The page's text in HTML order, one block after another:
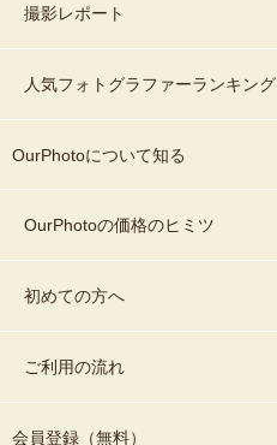
撮影レポート
人気フォトグラファーランキング
OurPhotoについて知る
OurPhotoの価格のヒミツ
初めての方へ
ご利用の流れ
会員登録（無料）